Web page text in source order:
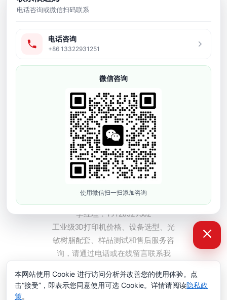
批量生产、工业模型、牙科、珠宝、
友情链接
软胶弹性3D打印机
工业级3D打印机
光敏树脂耗材
3D打印配件
3d模型打样
李经理：19128329562
工业级3D打印机价格、设备选型、光
敏树脂配套、样品测试和售后服务咨
询，请通过电话或在线留言联系我
版权所有 © 2008-2026 深圳市依迪姆智能科技有限公司
电话咨询或微信扫码联系
电话咨询
+86 13322931251
微信咨询
使用微信扫一扫添加咨询
本网站使用 Cookie 进行访问分析并改善您的使用体验。点
击“接受”，即表示您同意使用可选 Cookie。详情请阅读隐私政
策。